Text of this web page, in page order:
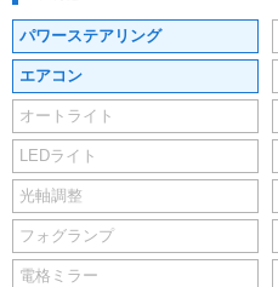
パワーステアリング
エアコン
オートライト
LEDライト
光軸調整
フォグランプ
電格ミラー